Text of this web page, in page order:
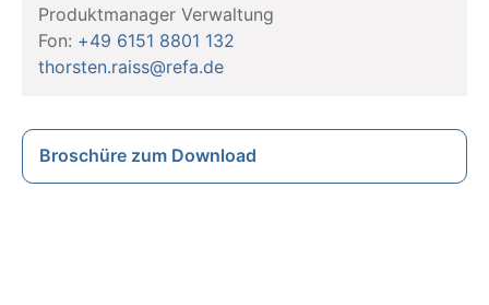
Produktmanager Verwaltung
Fon: +49 6151 8801 132
thorsten.raiss@refa.de
Broschüre zum Download